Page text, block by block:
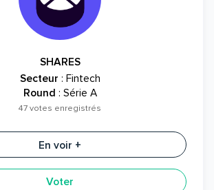
SHARES
Secteur : Fintech
Round : Série A
47 votes enregistrés
En voir +
Voter